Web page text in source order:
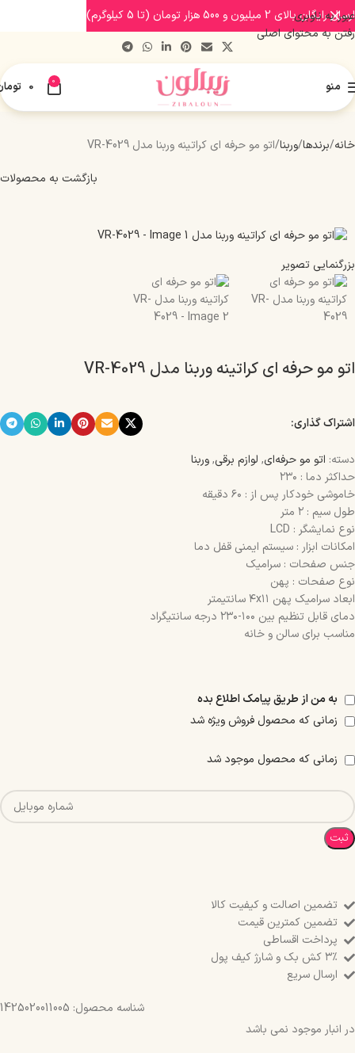
عبور به ناوبری
رفتن به محتوای اصلی
منو 0
0
خانه برندها وربنا اتو مو حرفه ای کراتینه وربنا مدل VR-4029
بازگشت به محصولات
بزرگنمایی تصویر
اتو مو حرفه ای کراتینه وربنا مدل VR-4029
اشتراک گذاری:
دسته: اتو مو حرفه‌ای, لوازم برقی,وربنا
حداکثر دما : ۲۳۰
خاموشی خودکار پس از : ۶۰ دقیقه
طول سیم : ۲ متر
نوع نمایشگر : LCD
امکانات ابزار : سیستم ایمنی قفل دما
جنس صفحات : سرامیک
نوع صفحات : پهن
ابعاد سرامیک پهن ۴x۱۱ سانتیمتر
دمای قابل تنظیم بین ۱۰۰-۲۳۰ درجه سانتیگراد
مناسب برای سالن و خانه
به من از طریق پیامک اطلاع بده
زمانی که محصول فروش ویژه شد
زمانی که محصول موجود شد
ثبت
تضمین اصالت و کیفیت کالا
تضمین کمترین قیمت
پرداخت اقساطی
۳٪ کش بک و شارژ کیف پول
ارسال سریع
شناسه محصول: 1425020011005
در انبار موجود نمی باشد
ارسال رایگان بالای 2 میلیون و 500 هزار تومان (تا 5 کیلوگرم)